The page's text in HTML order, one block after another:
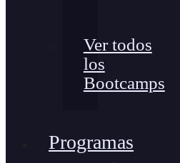
Ver todos
los
Bootcamps
Programas